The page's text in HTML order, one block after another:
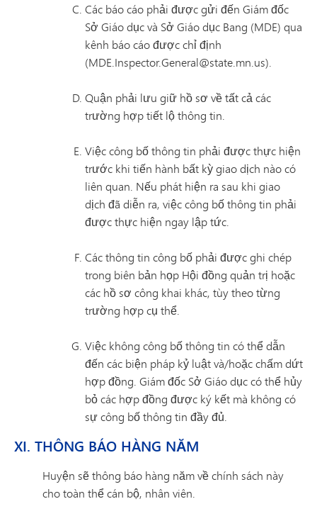
Các báo cáo phải được gửi đến Giám đốc
Sở Giáo dục và Sở Giáo dục Bang (MDE) qua
kênh báo cáo được chỉ định
(MDE.Inspector.General@state.mn.us).
Quận phải lưu giữ hồ sơ về tất cả các
trường hợp tiết lộ thông tin.
Việc công bố thông tin phải được thực hiện
trước khi tiến hành bất kỳ giao dịch nào có
liên quan. Nếu phát hiện ra sau khi giao
dịch đã diễn ra, việc công bố thông tin phải
được thực hiện ngay lập tức.
Các thông tin công bố phải được ghi chép
trong biên bản họp Hội đồng quản trị hoặc
các hồ sơ công khai khác, tùy theo từng
trường hợp cụ thể.
Việc không công bố thông tin có thể dẫn
đến các biện pháp kỷ luật và/hoặc chấm dứt
hợp đồng. Giám đốc Sở Giáo dục có thể hủy
bỏ các hợp đồng được ký kết mà không có
sự công bố thông tin đầy đủ.
XI. THÔNG BÁO HÀNG NĂM
Huyện sẽ thông báo hàng năm về chính sách này
cho toàn thể cán bộ, nhân viên.